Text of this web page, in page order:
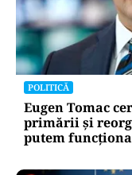
POLITICĂ
Eugen Tomac
primării și
putem